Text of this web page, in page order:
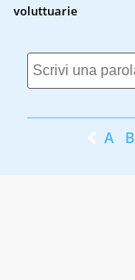
voluttuarie
A B